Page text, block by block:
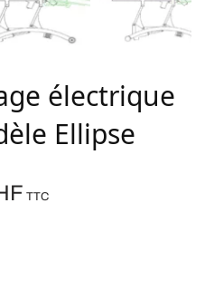
électrique
Ellipse
TTC